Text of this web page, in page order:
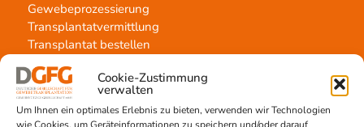
Cookie-Zustimmung
verwalten
Um Ihnen ein optimales Erlebnis zu bieten, verwenden wir Technologien
Gewebeprozessierung
Transplantatvermittlung
Transplantat bestellen
Jetzt untertstützen!